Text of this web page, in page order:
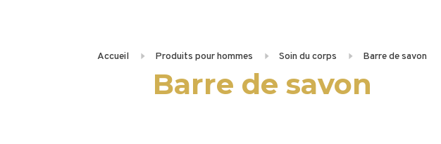
Accueil Produits pour hommes Soin du corps Barre de savon
Barre de savon